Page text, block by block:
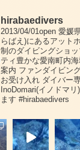
hirabaedivers
2013/04/01open愛媛
らばえ)にあるアット
制のダイビングショ
ティ豊かな愛南町内
案内 ファンダイビン
お受け入れダイバー
InoDomari(イノドマ
ます #hirabaedivers